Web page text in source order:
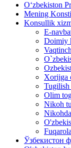
Oʻzbekiston
Mening
Konsullik
E-
Doimiy
Xorijga
Tugilish
Olim
Nikoh
Ўзбекистон